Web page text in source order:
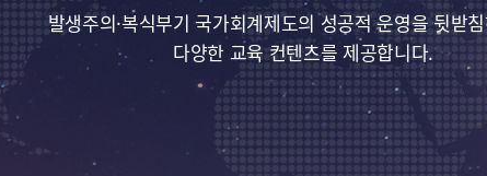
발생주의·복식부기 국가회계제도의 성공적 운영을 뒷받
다양한 교육 컨텐츠를 제공합니다.